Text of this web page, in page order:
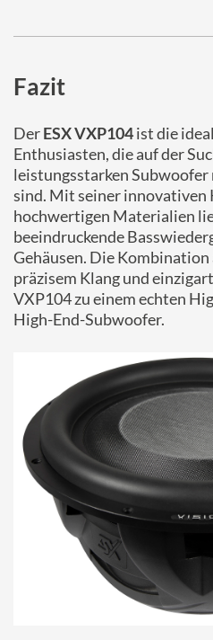
Fazit
DerESX VXP104ist die
Enthusiasten, die auf der
leistungsstarken
sind. Mit seiner innovativen
hochwertigen Materialien
beeindruckende
Gehäusen. Die
präzisem Klang und
VXP104 zu einem echten
High-End-Subwoofer.